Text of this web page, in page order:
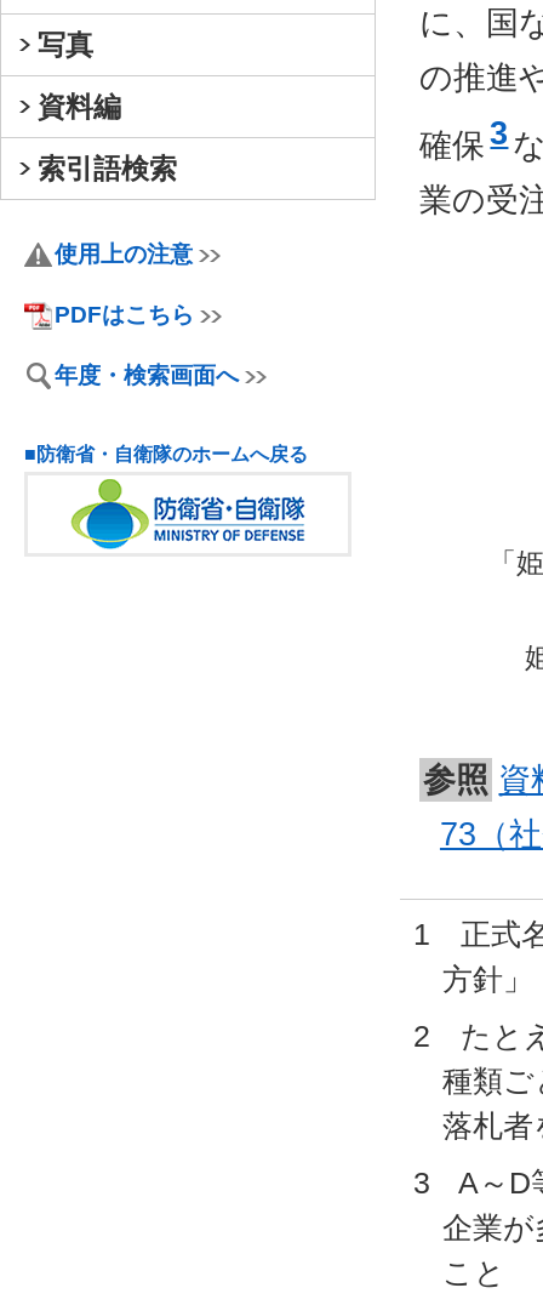
写真
資料編
索引語検索
使用上の注意
PDFはこちら
年度・検索画面へ
■防衛省・自衛隊のホームへ戻る
に、国
の推進
確保3
業の受
「
参照 資
73（
1 正式
方針」
2 たと
種類
落札者
3 A～D
企業
こと